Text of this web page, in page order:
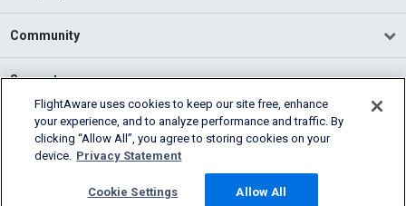
Community
Support
English (USA)
2026 FlightAware
Cookie Settings
FlightAware uses cookies to keep our site free, enhance
your experience, and to analyze performance and traffic. By
clicking “Allow All”, you agree to storing cookies on your
device. Privacy Statement
Cookie Settings Allow All